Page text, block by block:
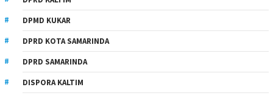
DPMD KUKAR
DPRD KOTA SAMARINDA
DPRD SAMARINDA
DISPORA KALTIM